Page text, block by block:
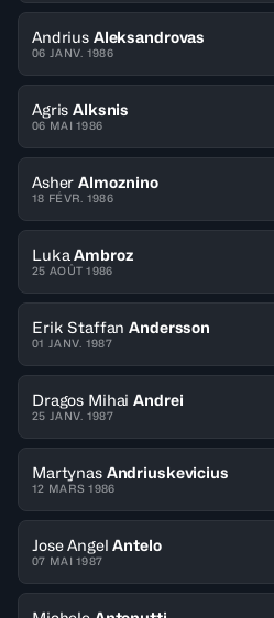
Andrius Aleksandrovas
06 JANV. 1986
Agris Alksnis
06 MAI 1986
Asher Almoznino
18 FÉVR. 1986
Luka Ambroz
25 AOÛT 1986
Erik Staffan Andersson
01 JANV. 1987
Dragos Mihai Andrei
25 JANV. 1987
Martynas Andriuskevicius
12 MARS 1986
Jose Angel Antelo
07 MAI 1987